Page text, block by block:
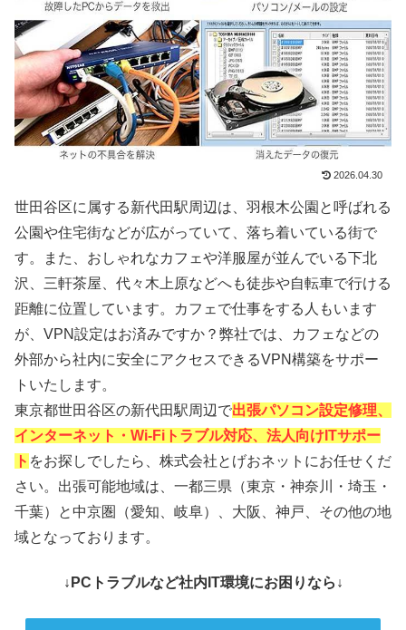
2026.04.30
世田谷区に属する新代田駅周辺は、羽根木公園と呼ばれる
公園や住宅街などが広がっていて、落ち着いている街で
す。また、おしゃれなカフェや洋服屋が並んでいる下北
沢、三軒茶屋、代々木上原などへも徒歩や自転車で行ける
距離に位置しています。カフェで仕事をする人もいます
が、VPN設定はお済みですか？弊社では、カフェなどの
外部から社内に安全にアクセスできるVPN構築をサポー
トいたします。
東京都世田谷区の新代田駅周辺で出張パソコン設定修理、
インターネット・Wi-Fiトラブル対応、法人向けITサポー
ト をお探しでしたら、株式会社とげおネットにお任せくだ
さい。出張可能地域は、一都三県（東京・神奈川・埼玉・
千葉）と中京圏（愛知、岐阜）、大阪、神戸、その他の地
域となっております。
↓PCトラブルなど社内IT環境にお困りなら↓